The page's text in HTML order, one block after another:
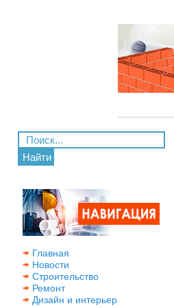
Найти
Главная
Новости
Строительство
Ремонт
Дизайн и интерьер